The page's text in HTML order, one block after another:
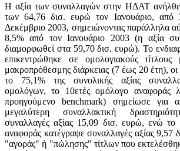
H αξία των συναλλαγών στην ΗΔΑΤ
των 64,76 δισ. ευρώ τον Ιανουάριο,
Δεκέμβριο 2003, σημειώνοντας παράλληλα
8,5% από τον Ιανουάριο 2003 (η αξία
διαμορφωθεί στα 59,70 δισ. ευρώ). Το
επικεντρώθηκε σε ομολογιακούς τίτλους
μακροπρόθεσμης διάρκειας (7 έως 20 έτη),
το 75,1% της συνολικής αξίας
ομολόγων, το 10ετές ομόλογο αναφοράς
προηγούμενο benchmark) σημείωσε για
μεγαλύτερη συναλλακτική
συναλλαγές αξίας 15,09 δισ. ευρώ, ενώ το
αναφοράς κατέγραψε συναλλαγές αξίας 9,57
"αγοράς" ή "πώλησης" τίτλων που